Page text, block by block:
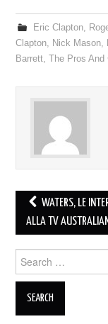
Eric Clapton,
Clapton, Nick Mason,
Barrett,The Pros
Post
navigation
WATERS, LE
ALLA TV
for: